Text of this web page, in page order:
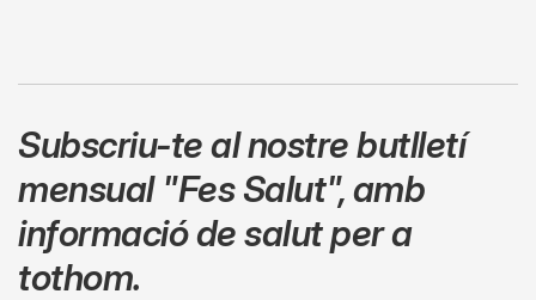
Subscriu-te al nostre butlletí
mensual "Fes Salut",amb
informació de salut per a
tothom.